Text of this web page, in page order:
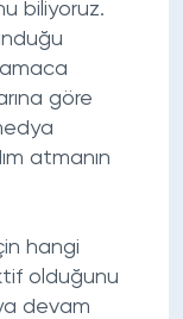
biliyoruz.
göre
atmanın
hangi
olduğunu
devam